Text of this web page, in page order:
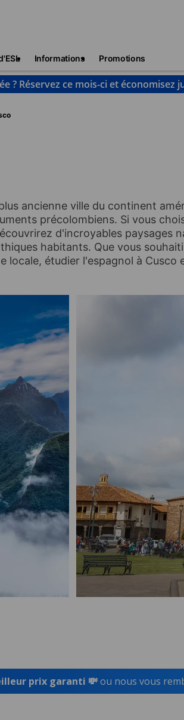
Informations Promotions
? Réservez ce mois-ci et économisez
ancienne ville du continent
précolombiens. Si vous
d'incroyables paysages
habitants. Que vous
locale, étudier l'espagnol à Cusco
prix garanti 💸ou nous vous